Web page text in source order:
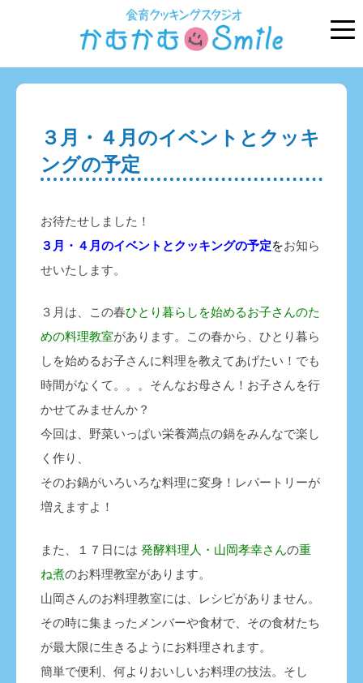
３月・４月のイベントとクッキ
ングの予定
お待たせしました！
３ 月・４月のイベントとクッキングの予定をお知ら
せいたします。
３月は、この春ひとり暮らしを始めるお子さんのた
めの料理教室があります。この春から、ひとり暮ら
しを始めるお子さんに料理を教えてあげたい！でも
時間がなくて。。。そんなお母さん！お子さんを行
かせてみませんか？
今回は、野菜いっぱい栄養満点の鍋をみんなで楽し
く作り、
そのお鍋がいろいろな料理に変身！レパートリーが
増えますよ！
また、１７日には 発酵料理人・山岡孝幸さんの重
ね煮のお料理教室があります。
山岡さんのお料理教室には、レシピがありません。
その時に集まったメンバーや食材で、その食材たち
が最大限に生きるようにお料理されます。
簡単で便利、何よりおいしいお料理の技法。そし